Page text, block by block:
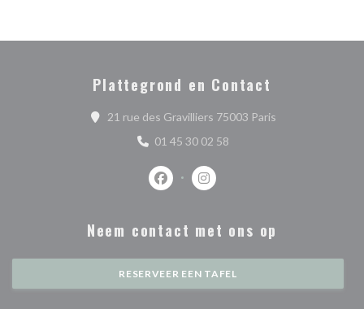
Plattegrond en Contact
21 rue des Gravilliers 75003 Paris((opent in een
01 45 30 02 58
Facebook ((opent in een nieuw
Instagram ((opent in een
Neem contact met ons op
RESERVEER EEN TAFEL